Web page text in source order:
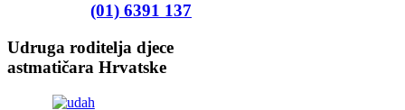
(01) 6391 137
Udruga roditelja djece
astmatičara Hrvatske